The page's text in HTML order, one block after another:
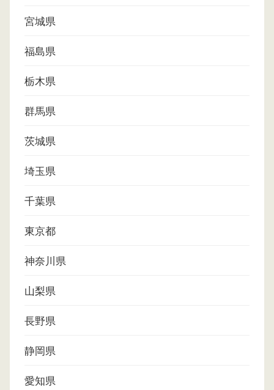
宮城県
福島県
栃木県
群馬県
茨城県
埼玉県
千葉県
東京都
神奈川県
山梨県
長野県
静岡県
愛知県